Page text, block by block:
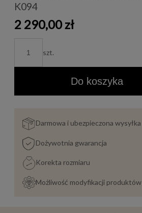
K094
2 290,00 zł
szt.
Do koszyka
Darmowa i ubezpieczona wysyłka
Dożywotnia gwarancja
Korekta rozmiaru
Możliwość modyfikacji produktów